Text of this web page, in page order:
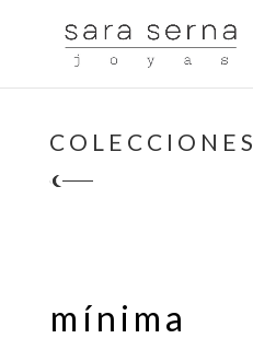
COLECCIONES
mínima